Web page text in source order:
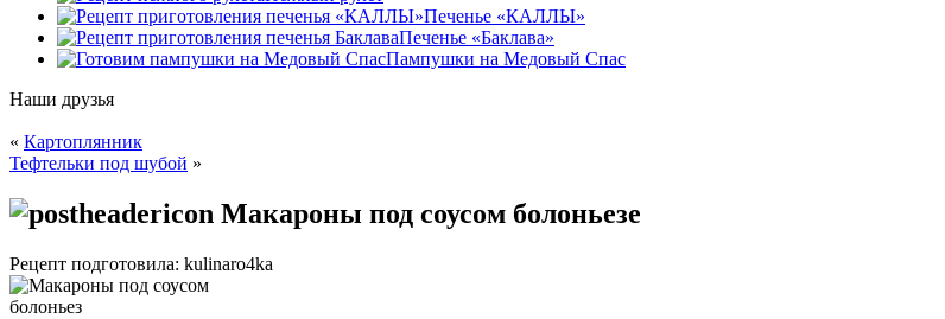
Печенье «КАЛЛЫ»
Печенье «Баклава»
Пампушки на Медовый Спас
Наши друзья
« Картоплянник
Тефтельки под шубой »
Макароны под соусом болоньезе
Рецепт подготовила: kulinaro4ka